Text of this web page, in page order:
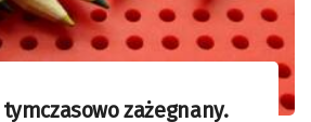
tymczasowo zażegnany.